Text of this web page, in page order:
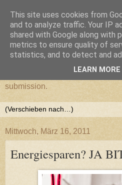
cultural
Ein Grazer Samurai befreit sich
submission.
Mittwoch, März 16, 2011
Energiesparen? JA
This site uses cookies from
and to analyze traffic. Your IP
shared with Google along with
metrics to ensure quality of
statistics, and to detect and
LEARN MORE